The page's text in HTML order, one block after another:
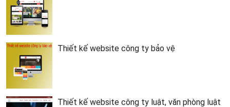
Thiết kế website công ty bảo vệ
Thiết kế website công ty luật, văn phòng luật